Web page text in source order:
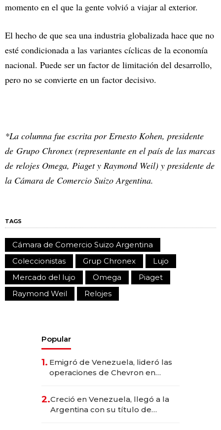
momento en el que la gente volvió a viajar al exterior.
El hecho de que sea una industria globalizada hace que no
esté condicionada a las variantes cíclicas de la economía
nacional. Puede ser un factor de limitación del desarrollo,
pero no se convierte en un factor decisivo.
*La columna fue escrita por Ernesto Kohen, presidente
de Grupo Chronex (representante en el país de las marcas
de relojes Omega, Piaget y Raymond Weil) y presidente de
la Cámara de Comercio Suizo Argentina.
TAGS
Cámara de Comercio Suizo Argentina
Coleccionistas
Grup Chronex
Lujo
Mercado del lujo
Omega
Piaget
Raymond Weil
Relojes
Popular
1. Emigró de Venezuela, lideró las
operaciones de Chevron en
2.Creció en Venezuela, llegó a la
Argentina con su título de